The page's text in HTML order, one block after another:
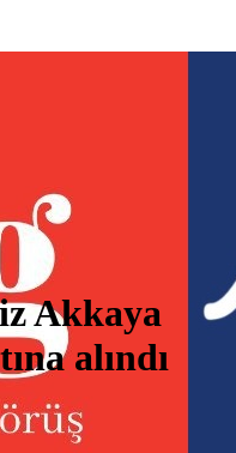
Akkaya
alındı